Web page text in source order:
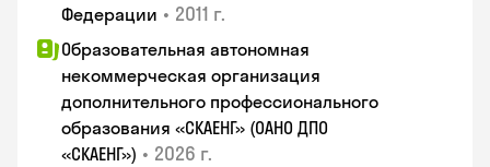
Федерации • 2011 г.
Образовательная автономная
некоммерческая организация
дополнительного профессионального
образования «СКАЕНГ» (ОАНО ДПО
«СКАЕНГ») • 2026 г.